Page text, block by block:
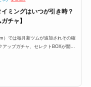
ミングはいつが引き時？
チャ】
）では毎月新ツムが追加されその確
ップガチャ、セレクトBOXが開催